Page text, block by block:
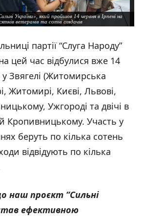
України», який пройшов 14 червня в Ірпені на
ветеранів та сотні глядачів
України», який пройшов 14 червня в Ірпені на
ветеранів та сотні глядачів
партії “Слуга Народу”
цей час відбулися вже 14
Звягелі (Житомирська
Житомирі, Києві, Львові,
Ужгороді та двічі в
Кропивницькому. Участь у
беруть по кілька сотень
відвідують по кілька
наш проєкт “Сильні
ефективною